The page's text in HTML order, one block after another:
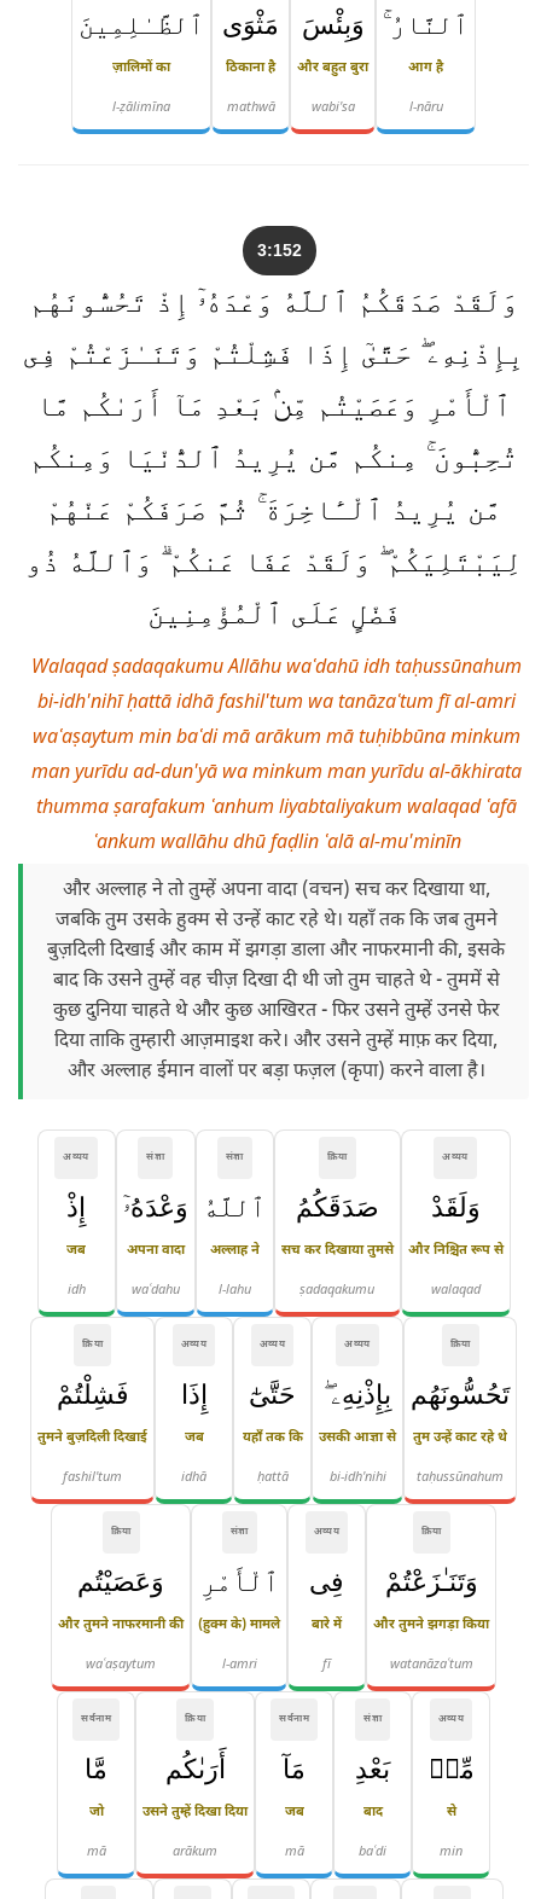
ٱلنَّارُ ۚ
आग है
l-nāru
وَبِئْسَ
और बहुत बुरा
wabi'sa
مَثْوَى
ठिकाना है
mathwā
ٱلظَّـٰلِمِينَ
ज़ालिमों का
l-ẓālimīna
3:152
وَلَقَدْ صَدَقَكُمُ ٱللَّهُ وَعْدَهُۥٓ إِذْ تَحُسُّونَهُم
بِإِذْنِهِۦ ۖ حَتَّىٰٓ إِذَا فَشِلْتُمْ وَتَنَـٰزَعْتُمْ فِى
ٱلْأَمْرِ وَعَصَيْتُم مِّنۢ بَعْدِ مَآ أَرَىٰكُم مَّا
تُحِبُّونَ ۚ مِنكُم مَّن يُرِيدُ ٱلدُّنْيَا وَمِنكُم
مَّن يُرِيدُ ٱلْـَٔاخِرَةَ ۚ ثُمَّ صَرَفَكُمْ عَنْهُمْ
لِيَبْتَلِيَكُمْ ۖ وَلَقَدْ عَفَا عَنكُمْ ۗ وَٱللَّهُ ذُو
فَضْلٍ عَلَى ٱلْمُؤْمِنِينَ
Walaqad ṣadaqakumu Allāhu waʿdahū idh taḥussūnahum
bi-idh'nihī ḥattā idhā fashil'tum wa tanāzaʿtum fī al-amri
waʿaṣaytum min baʿdi mā arākum mā tuḥibbūna minkum
man yurīdu ad-dun'yā wa minkum man yurīdu al-ākhirata
thumma ṣarafakum ʿanhum liyabtaliyakum walaqad ʿafā
ʿankum wallāhu dhū faḍlin ʿalā al-mu'minīn
और अल्लाह ने तो तुम्हें अपना वादा (वचन) सच कर दिखाया था,
जबकि तुम उसके हुक्म से उन्हें काट रहे थे। यहाँ तक कि जब तुमने
बुज़दिली दिखाई और काम में झगड़ा डाला और नाफरमानी की, इसके
बाद कि उसने तुम्हें वह चीज़ दिखा दी थी जो तुम चाहते थे - तुममें से
कुछ दुनिया चाहते थे और कुछ आखिरत - फिर उसने तुम्हें उनसे फेर
दिया ताकि तुम्हारी आज़माइश करे। और उसने तुम्हें माफ़ कर दिया,
और अल्लाह ईमान वालों पर बड़ा फज़ल (कृपा) करने वाला है।
अव्यय
وَلَقَدْ
और निश्चित रूप से
walaqad
क्रिया
صَدَقَكُمُ
सच कर दिखाया तुमसे
ṣadaqakumu
संज्ञा
ٱللَّهُ
अल्लाह ने
l-lahu
संज्ञा
وَعْدَهُۥٓ
अपना वादा
waʿdahu
अव्यय
إِذْ
जब
idh
क्रिया
تَحُسُّونَهُم
तुम उन्हें काट रहे थे
taḥussūnahum
अव्यय
بِإِذْنِهِۦ ۖ
उसकी आज्ञा से
bi-idh'nihi
अव्यय
حَتَّىٰٓ
यहाँ तक कि
ḥattā
अव्यय
إِذَا
जब
idhā
क्रिया
فَشِلْتُمْ
तुमने बुज़दिली दिखाई
fashil'tum
क्रिया
وَتَنَـٰزَعْتُمْ
और तुमने झगड़ा किया
watanāzaʿtum
अव्यय
فِى
बारे में
fī
संज्ञा
ٱلْأَمْرِ
(हुक्म के) मामले
l-amri
क्रिया
وَعَصَيْتُم
और तुमने नाफरमानी की
waʿaṣaytum
अव्यय
مِّنۢ
से
min
संज्ञा
بَعْدِ
बाद
baʿdi
सर्वनाम
مَآ
जब
mā
क्रिया
أَرَىٰكُم
उसने तुम्हें दिखा दिया
arākum
सर्वनाम
مَّا
जो
mā